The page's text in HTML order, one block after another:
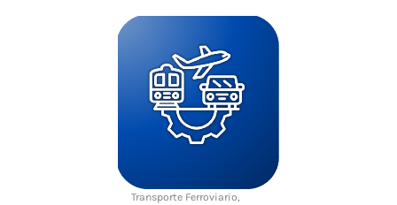
Transporte Ferroviario,